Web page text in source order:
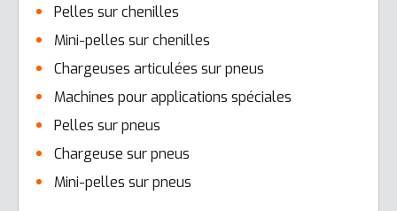
Pelles sur chenilles
Mini-pelles sur chenilles
Chargeuses articulées sur pneus
Machines pour applications spéciales
Pelles sur pneus
Chargeuse sur pneus
Mini-pelles sur pneus